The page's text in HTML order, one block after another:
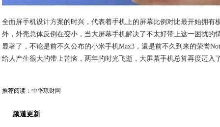
全面屏手机设计方案的时兴，代表着手机上的屏幕比例对比最开始拥有
外，外壳总体反倒在变小，当大屏幕手机解决了不太好带上这一困扰的
显著了，不论是前不久公布的小米手机Max3，還是前不久到来的荣誉
给人产生很大的带上苦恼，两年的时光飞逝，大屏幕手机总算再度迈入
推荐阅读：中华琼财网
频道更新